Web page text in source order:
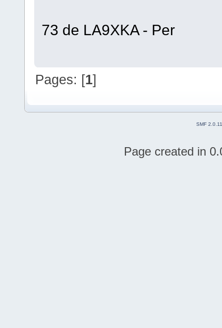
73 de LA9XKA - Per
Pages: [1]
SMF 2.0.11
Page created in